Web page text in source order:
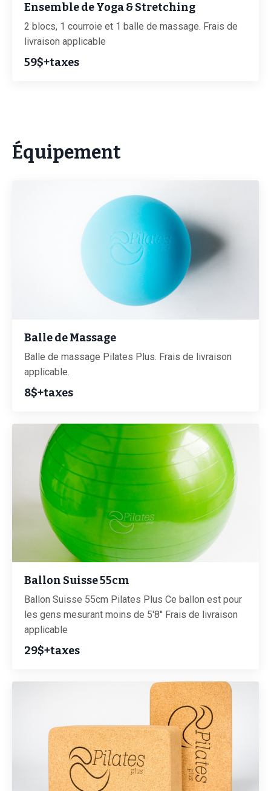
Ensemble de Yoga & Stretching
2 blocs, 1 courroie et 1 balle de massage. Frais de
livraison applicable
59$+taxes
Équipement
Balle de Massage
Balle de massage Pilates Plus. Frais de livraison
applicable.
8$+taxes
Ballon Suisse 55cm
Ballon Suisse 55cm Pilates Plus Ce ballon est pour
les gens mesurant moins de 5'8'' Frais de livraison
applicable
29$+taxes